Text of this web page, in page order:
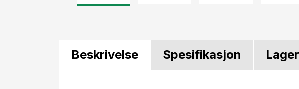
Beskrivelse Spesifikasjon Lager